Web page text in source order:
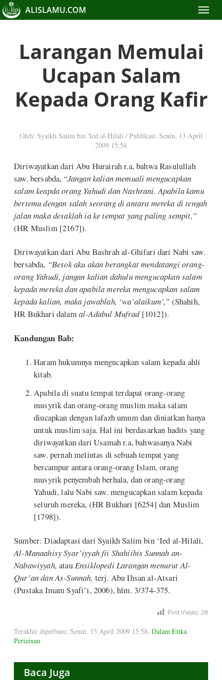
Toggle
ALISLAMU.COM
Larangan Memulai
Ucapan Salam
Kepada Orang Kafir
Oleh: Syaikh Salim bin 'Ied al-Hilali / Publikasi: Senin, 13 April
2009 15:58
Diriwayatkan dari Abu Hurairah r.a, bahwa Rasulullah
saw. bersabda, “Jangan kalian memuali mengucapkan
salam keapda orang Yahudi dan Nashrani. Apabila kamu
bertemu dengan salah seorang di antara mereka di tengah
jalan maka desaklah ia ke tempat yang paling sempit,”
(HR Muslim [2167]).
Diriwayatkan dari Abu Bashrah al-Ghifari dari Nabi saw.
bersabda, “Besok aku akan berangkat mendatangi orang-
orang Yahudi, jangan kalian dahulu mengucapkan salam
kepada mereka dan apabila mereka mengucapkan salam
kepada kalian, maka jawablah, ‘wa’alaikum’,” (Shahih,
HR Bukhari dalamal-Adabul Mufrad[1012]).
Kandungan Bab:
Haram hukumnya mengucapkan salam kepada ahli
kitab.
Apabila di suatu tempat terdapat orang-orang
musyrik dan orang-orang muslim maka salam
diucapkan dengan lafazh umum dan diniatkan hanya
untuk muslim saja. Hal ini berdasarkan hadits yang
diriwayatkan dari Usamah r.a, bahwasanya Nabi
saw. pernah melintas di sebuah tempat yang
bercampur antara orang-orang Islam, orang
musyrik penyembah berhala, dan orang-orang
Yahudi, lalu Nabi saw. mengucapkan salam kepada
seluruh mereka, (HR Bukhari [6254] dan Muslim
[1798]).
Sumber: Diadaptasi dari Syaikh Salim bin ‘Ied al-Hilali,
Al-Manaahisy Syar’iyyah fii Shahiihis Sunnah an-
Nabawiyyah, atauEnsiklopedi Larangan menurut Al-
Qur’an dan As-Sunnah, terj. Abu Ihsan al-Atsari
(Pustaka Imam Syafi’i, 2006), hlm. 3/374-375.
Post Views: 28
Terakhir diperbaru: Senin, 13 April 2009 15:58, Dalam Etika
Perizinan
Baca Juga